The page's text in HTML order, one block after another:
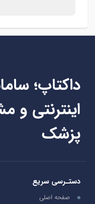
داکتاپ؛
اینترنتی و
پزشک
دستـرسی سریع
صفحه اصلی